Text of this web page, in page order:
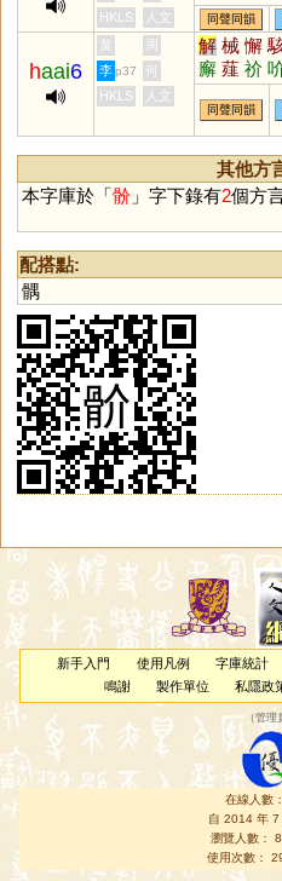
岕 吤 价
HKLS
人文 同聲同韻
haai6
黃 周 解 械 懈
廨 薤 祄
李 p37
何
HKLS
人文
同聲同韻
其他方
本字庫於「骱」字下錄有2個方
配搭點:
髃
新手入門 使用凡例 字庫統計
鳴謝
製作單位 私隱政
（管理
在線人數
自 2014 年 7
瀏覽人數：
使用次數：